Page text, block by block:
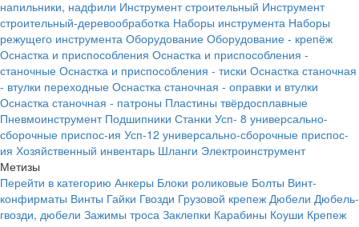
напильники, надфили Инструмент строительный Инструмент
строительный-деревообработка Наборы инструмента Наборы
режущего инструмента Оборудование Оборудование - крепёж
Оснастка и приспособления Оснастка и приспособления -
станочные Оснастка и приспособления - тиски Оснастка станочная
- втулки переходные Оснастка станочная - оправки и втулки
Оснастка станочная - патроны Пластины твёрдосплавные
Пневмоинструмент Подшипники Станки Усп- 8 универсально-
сборочные приспос-ия Усп-12 универсально-сборочные приспос-
ия Хозяйственный инвентарь Шланги Электроинструмент
Метизы
Перейти в категорию Анкеры Блоки роликовые Болты Винт-
конфирматы Винты Гайки Гвозди Грузовой крепеж Дюбели Дюбель-
гвозди, дюбели Зажимы троса Заклепки Карабины Коуши Крепеж